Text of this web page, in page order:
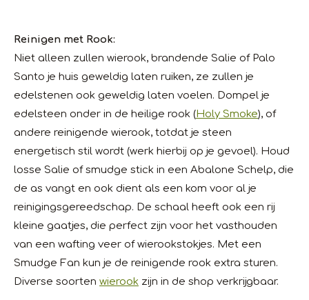
Reinigen met Rook:
Niet alleen zullen wierook, brandende Salie of Palo
Santo je huis geweldig laten ruiken, ze zullen je
edelstenen ook geweldig laten voelen. Dompel je
edelsteen onder in de heilige rook (Holy Smoke), of
andere reinigende wierook, totdat je steen
energetisch stil wordt (werk hierbij op je gevoel). Houd
losse Salie of smudge stick in een Abalone Schelp, die
de as vangt en ook dient als een kom voor al je
reinigingsgereedschap. De schaal heeft ook een rij
kleine gaatjes, die perfect zijn voor het vasthouden
van een wafting veer of wierookstokjes. Met een
Smudge Fan kun je de reinigende rook extra sturen.
Diverse soorten wierook zijn in de shop verkrijgbaar.